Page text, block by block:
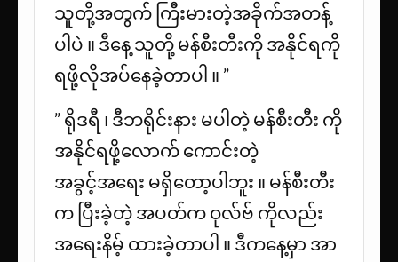
သူတို့အတွက် ကြီးမားတဲ့အခိုက်အတန့်
ပါပဲ ။ ဒီနေ့ သူတို့ မန်စီးတီးကို အနိုင်ရကို
ရဖို့လိုအပ်နေခဲ့တာပါ ။ ”
” ရိုဒရီ ၊ ဒီဘရိုင်းနား မပါတဲ့ မန်စီးတီး ကို
အနိုင်ရဖို့လောက် ကောင်းတဲ့
အခွင့်အရေး မရှိတော့ပါဘူး ။ မန်စီးတီး
က ပြီးခဲ့တဲ့ အပတ်က ဝုလ်ဗ် ကိုလည်း
အရေးနိမ့် ထားခဲ့တာပါ ။ ဒီကနေ့မှာ အာ